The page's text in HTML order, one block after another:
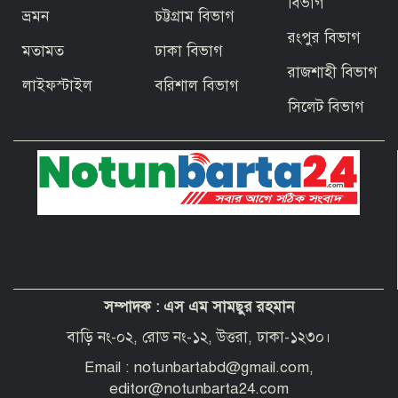
বাগেরহাটের ফকিরহাটে শেষ মুহূর্তে ব্যস্ত সময়
পার করছেন কামারশিল্পীরা
দেশবাসীকে প্রধানমন্ত্রীর ঈদুল আজহার
শুভেচ্ছা
“অপরাধী যেই হোক, তার কোনো ছাড় নয়”—
বাগেরহাটের নবাগত পুলিশ সুপার
ভ্রমন
মতামত
লাইফস্টাইল
চট্টগ্রাম বিভাগ
ঢাকা বিভাগ
বরিশাল বিভাগ
রংপুর বিভাগ
রাজশাহী বিভাগ
সিলেট বিভাগ
সম্পাদক : এস এম সামছুর রহমান
বাড়ি নং-০২, রোড নং-১২, উত্তরা, ঢাকা-১২৩০।
Email : notunbartabd@gmail.com,
editor@notunbarta24.com